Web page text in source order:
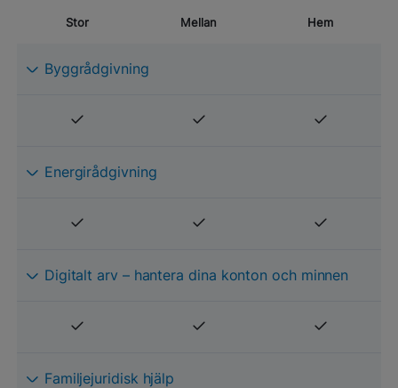
Stor Mellan Hem
Byggrådgivning
Energirådgivning
Digitalt arv – hantera dina konton och minnen
Familjejuridisk hjälp